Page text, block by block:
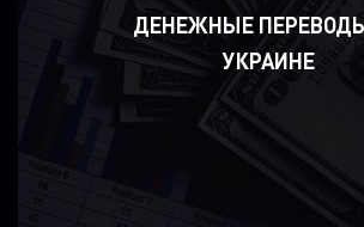
ДЕНЕЖНЫЕ
УКРАИНЕ